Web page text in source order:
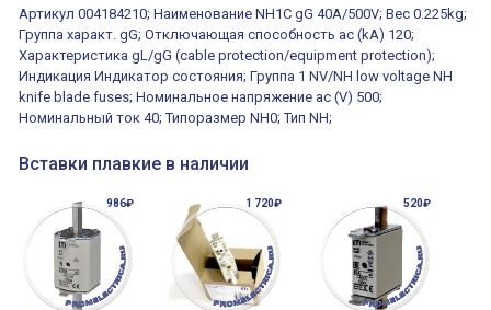
оранжевый
230VAC 130мм
ВКН8108
ВКН8108
Концевой
выключатель /
выключатель
путевой,
алюминиевый
800202300000С | 80 02 0 230 0000 С
реле времени
0.1cек.-10 дней, 10
Артикул 004184210; Наименование NH1C gG 40A/500V; Вес 0.225kg;
Группа характ. gG; Отключающая способность ac (kA) 120;
Характеристика gL/gG (cable protection/equipment protection);
Индикация Индикатор состояния; Группа 1 NV/NH low voltage NH
knife blade fuses; Номинальное напряжение ac (V) 500;
Номинальный ток 40; Типоразмер NH0; Тип NH;
Вставки плавкие в наличии
986₽ 1 720₽ 520₽